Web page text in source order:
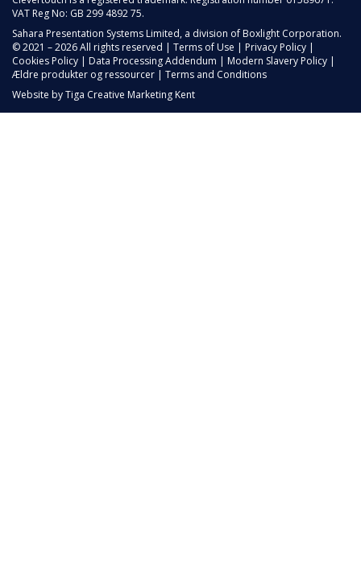
VAT Reg No: GB 299 4892 75.
Sahara Presentation Systems Limited, a division of Boxlight Corporation.
© 2021 – 2026 All rights reserved | Terms of Use | Privacy Policy |
Cookies Policy | Data Processing Addendum | Modern Slavery Policy |
Ældre produkter og ressourcer | Terms and Conditions
Website byTiga Creative Marketing Kent